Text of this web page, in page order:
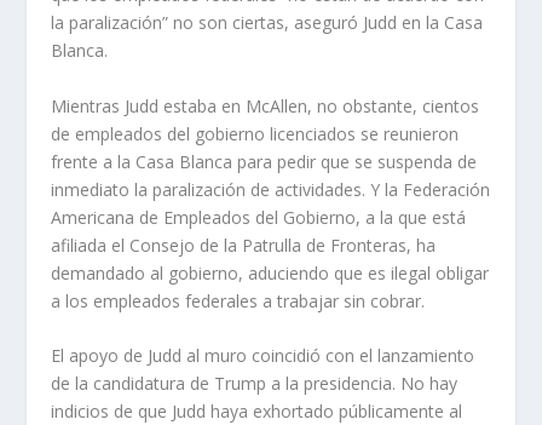
la paralización” no son ciertas, aseguró Judd en la Casa
Blanca.
Mientras Judd estaba en McAllen, no obstante, cientos
de empleados del gobierno licenciados se reunieron
frente a la Casa Blanca para pedir que se suspenda de
inmediato la paralización de actividades. Y la Federación
Americana de Empleados del Gobierno, a la que está
afiliada el Consejo de la Patrulla de Fronteras, ha
demandado al gobierno, aduciendo que es ilegal obligar
a los empleados federales a trabajar sin cobrar.
El apoyo de Judd al muro coincidió con el lanzamiento
de la candidatura de Trump a la presidencia. No hay
indicios de que Judd haya exhortado públicamente al